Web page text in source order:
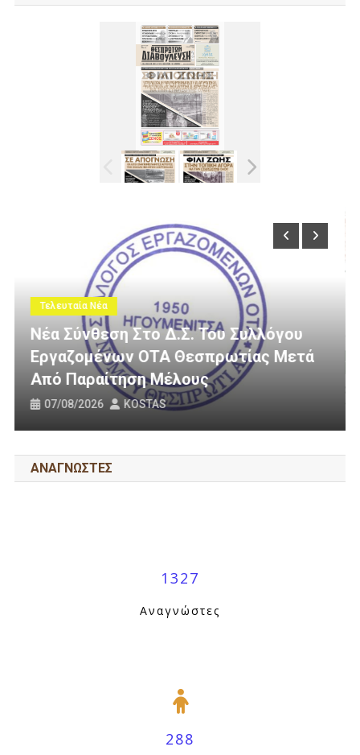
Μετά
Τελευταία Νέα
3 Εκατομμύρια Ευρώ Για Αγροτική
Οδοποιία Στον Δήμο
31/07/2026 KOSTAS
ΑΝΑΓΝΩΣΤΕΣ
1327
Αναγνώστες
288